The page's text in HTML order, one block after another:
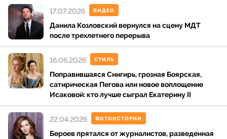
ВИДЕО
Данила Козловский вернулся на сцену МДТ
после трехлетнего перерыва
17.07.2026
СТИЛЬ
Поправившаяся Снигирь, грозная Боярская,
сатирическая Пегова или новое воплощение
Исаковой: кто лучше сыграл Екатерину II
16.06.2026
ФОТОИСТОРИИ
Бероев прятался от журналистов, разведенная
22.04.2026